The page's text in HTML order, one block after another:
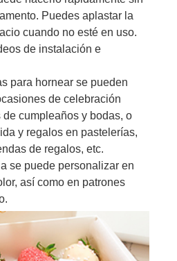
Puedes aplastar la
cuando no esté en uso.
de instalación e
para hornear se pueden
de celebración
cumpleaños y bodas, o
y regalos en pastelerías,
de regalos, etc.
se puede personalizar en
así como en patrones